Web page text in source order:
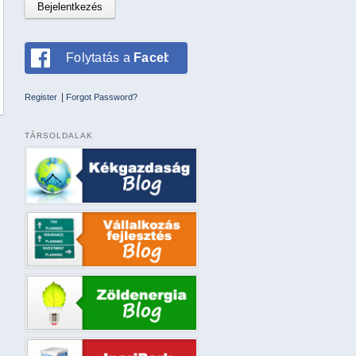
Folytatás a Facebookkal
Register Forgot Password?
TÁRSOLDALAK